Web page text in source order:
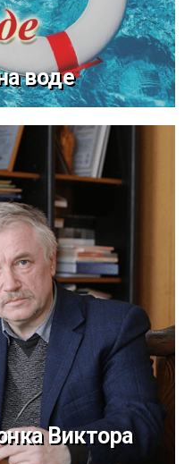
воде
Виктора